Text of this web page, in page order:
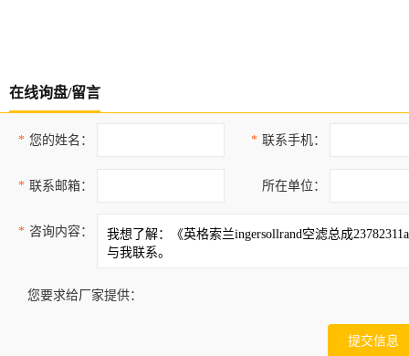
在线询盘/留言
* 您的姓名： * 联系手机：
* 联系邮箱： 所在单位：
* 咨询内容：
您要求给厂家提供：